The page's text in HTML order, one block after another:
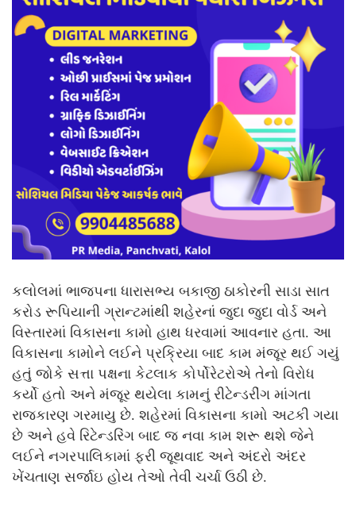
કલોલમાં ભાજપના ધારાસભ્ય બકાજી ઠાકોરની સાડા સાત
કરોડ રૂપિયાની ગ્રાન્ટમાંથી શહેરનાં જુદા જુદા વોર્ડ અને
વિસ્તારમાં વિકાસના કામો હાથ ધરવામાં આવનાર હતા. આ
વિકાસના કામોને લઈને પ્રક્રિયા બાદ કામ મંજૂર થઈ ગયું
હતું જોકે સત્તા પક્ષના કેટલાક કોર્પોરેટરોએ તેનો વિરોધ
કર્યો હતો અને મંજૂર થયેલા કામનું રીટેન્ડરીંગ માંગતા
રાજકારણ ગરમાયુ છે. શહેરમાં વિકાસના કામો અટકી ગયા
છે અને હવે રિટેન્ડરિંગ બાદ જ નવા કામ શરૂ થશે જેને
લઈને નગરપાલિકામાં ફરી જૂથવાદ અને અંદરો અંદર
ખેંચતાણ સર્જાઇ હોય તેઓ તેવી ચર્ચા ઉઠી છે.